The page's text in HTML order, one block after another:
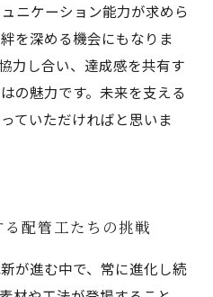
ニケーション能力が求めら
を深める機会にもなりま
力し合い、達成感を共有す
の魅力です。未来を支える
ていただければと思いま
配管工たちの挑戦
が進む中で、常に進化し続